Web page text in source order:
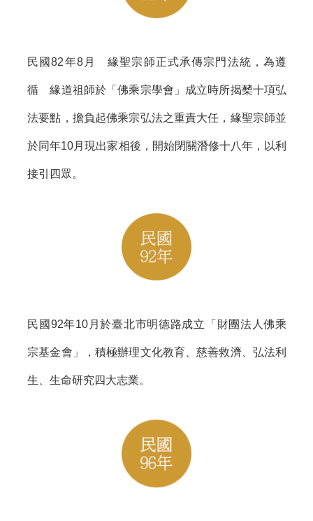
民國82年8月 緣聖宗師正式承傳宗門法統，為遵
循 緣道祖師於「佛乘宗學會」成立時所揭櫫十項弘
法要點，擔負起佛乘宗弘法之重責大任，緣聖宗師並
於同年10月現出家相後，開始閉關潛修十八年，以利
接引四眾。
民國92年10月於臺北市明德路成立「財團法人佛乘
宗基金會」，積極辦理文化教育、慈善救濟、弘法利
生、生命研究四大志業。